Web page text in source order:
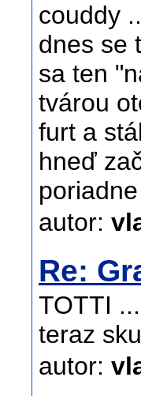
couddy
dnes se
sa ten
tvárou
furt a
hneď
autor:
Re:
TOTTI
teraz
autor: